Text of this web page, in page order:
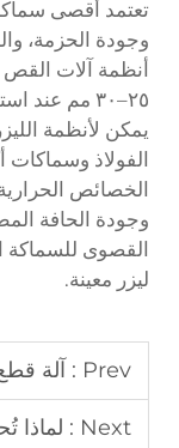
تعتمد أقصى
وجودة الحزمة،
أنظمة آلات القص
٢٥–٣٠ مم
الفولاذ وسماكات
الخصائص
وجودة الحافة
القصوى للسماكة
ليزر معينة.
Prev : آلة قطع
Next : لماذا